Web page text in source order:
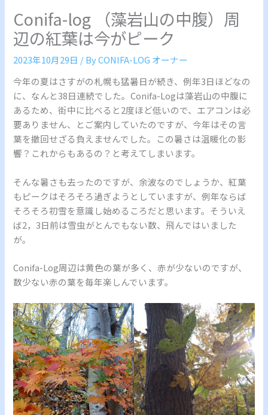
Conifa-log （藻岩山の中腹）周
辺の紅葉は今がピーク
2023年10月29日 / ByCONIFA-LOG オーナー
今年の夏はさすがの札幌も猛暑日が続き、例年3日ほどなの
に、なんと38日連続でした。Conifa-Logは藻岩山の中腹に
あるため、街中に比べると2度ほど低いので、エアコンは必
要ありません、とご案内していたのですが、今年はその言
葉を撤回せざる負えませんでした。この暑さは温暖化の影
響？これからもあるの？と考えてしまいます。
そんな暑さも去ったのですが、余波なのでしょうか、紅葉
もピークはそろそろ過ぎようとしていますが、例年ならば
そろそろ初雪を意識し始めるころだと思います。そういえ
ば2，3日前は雪虫がとんでもない数、飛んではいました
が。
Conifa-Log周辺は黄色の葉が多く、赤が少ないのですが、
数少ない赤の葉を毎年楽しんでいます。